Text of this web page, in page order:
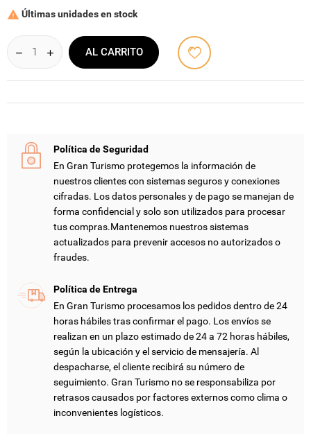
 Últimas unidades en stock
AL CARRITO
Política de Seguridad
En Gran Turismo protegemos la información de
nuestros clientes con sistemas seguros y conexiones
cifradas. Los datos personales y de pago se manejan de
forma confidencial y solo son utilizados para procesar
tus compras.Mantenemos nuestros sistemas
actualizados para prevenir accesos no autorizados o
fraudes.
Política de Entrega
En Gran Turismo procesamos los pedidos dentro de 24
horas hábiles tras confirmar el pago. Los envíos se
realizan en un plazo estimado de 24 a 72 horas hábiles,
según la ubicación y el servicio de mensajería. Al
despacharse, el cliente recibirá su número de
seguimiento. Gran Turismo no se responsabiliza por
retrasos causados por factores externos como clima o
inconvenientes logísticos.
MI LISTA DE DESEOS
CREAR LISTA DE DESEOS
NOMBRE DE LA LISTA DE DESEOS
INICIAR SESIÓN
DEBE INICIAR SESIÓN PARA GUARDAR PRODUCTOS EN SU